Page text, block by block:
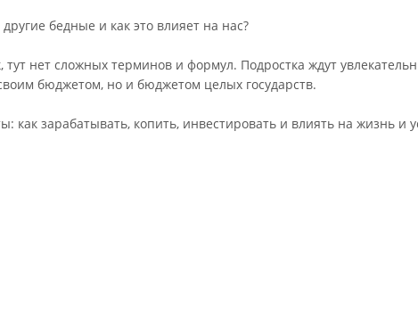
бедные и как это влияет на нас?
нет сложных терминов и формул. Подростка ждут
бюджетом, но и бюджетом целых государств.
как зарабатывать, копить, инвестировать и влиять на жизнь и